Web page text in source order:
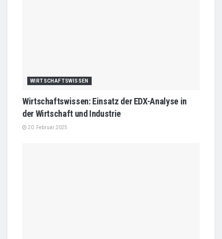
WIRTSCHAFTSWISSEN
Wirtschaftswissen: Einsatz der EDX-Analyse in
der Wirtschaft und Industrie
20. Februar 2025